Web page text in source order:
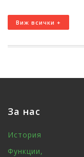
Виж всички +
За нас
История
Функции,